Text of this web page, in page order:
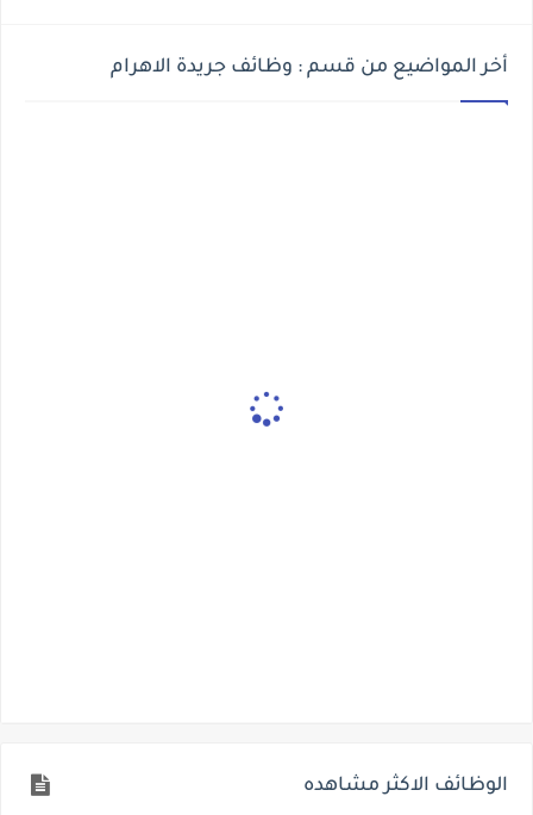
أخر المواضيع من قسم : وظائف جريدة الاهرام
الوظائف الاكثر مشاهده